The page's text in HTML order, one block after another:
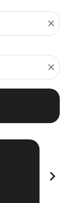
close
close
chevron_right